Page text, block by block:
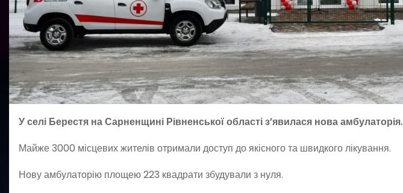
У селі Берестя на Сарненщині Рівненської області з’явилася нова амбулаторія.
Майже 3000 місцевих жителів отримали доступ до якісного та швидкого лікування.
Нову амбулаторію площею 223 квадрати збудували з нуля.